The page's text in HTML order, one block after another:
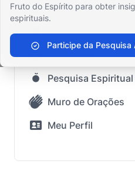
Fruto do Espírito para obter
espirituais.
Participe da Pesquisa
Conteúdo Salvo
Perguntas
Bíblia Sagrada
Pesquisa Espiritual
Muro de Orações
Meu Perfil